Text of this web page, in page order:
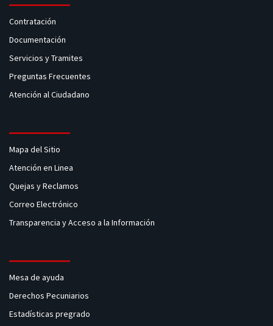
Contratación
Documentación
Servicios y Tramites
Preguntas Frecuentes
Atención al Ciudadano
Mapa del Sitio
Atención en Linea
Quejas y Reclamos
Correo Electrónico
Transparencia y Acceso a la Información
Mesa de ayuda
Derechos Pecuniarios
Estadísticas pregrado